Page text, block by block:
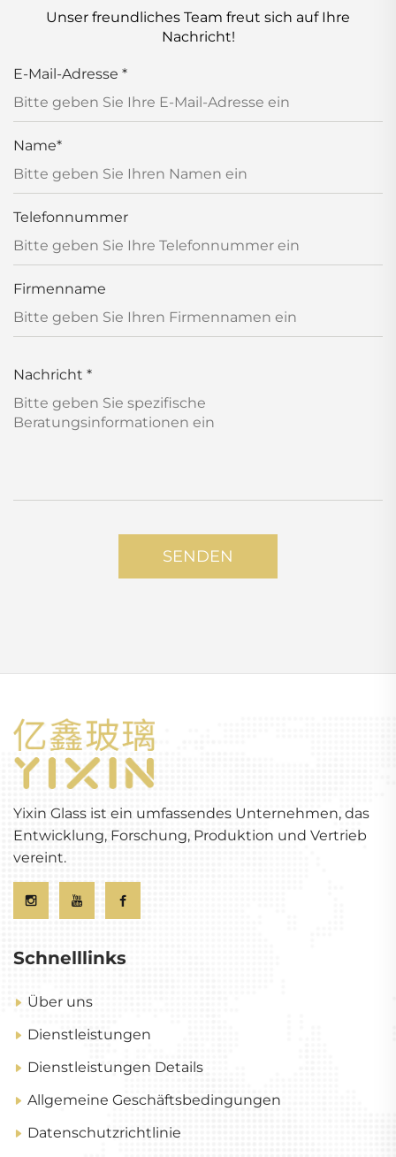
Unser freundliches Team freut sich auf Ihre
Nachricht!
E-Mail-Adresse *
Name*
Telefonnummer
Firmenname
Nachricht *
SENDEN
Yixin Glass ist ein umfassendes Unternehmen, das
Entwicklung, Forschung, Produktion und Vertrieb
vereint.
Schnelllinks
Über uns
Dienstleistungen
Dienstleistungen Details
Allgemeine Geschäftsbedingungen
Datenschutzrichtlinie